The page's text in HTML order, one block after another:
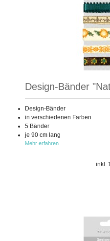
Design-Bänder
Design-Bänder
in verschiedenen Farben
5 Bänder
je 90 cm lang
Mehr erfahren
inkl.